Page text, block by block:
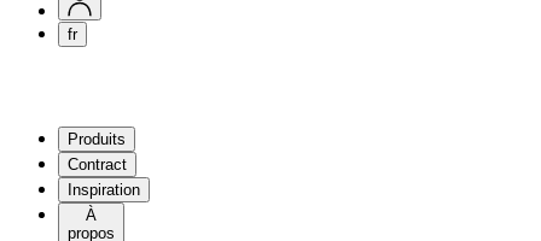
fr
Produits
Contract
Inspiration
À
propos